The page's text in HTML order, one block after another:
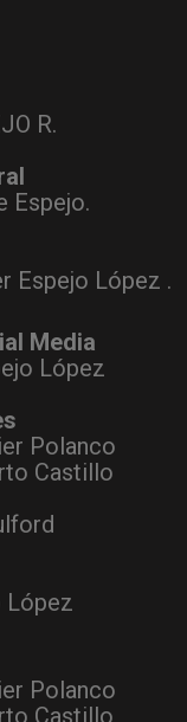
R.
Espejo.
Espejo López .
Media
López
Polanco
Castillo
López
Polanco
Castillo